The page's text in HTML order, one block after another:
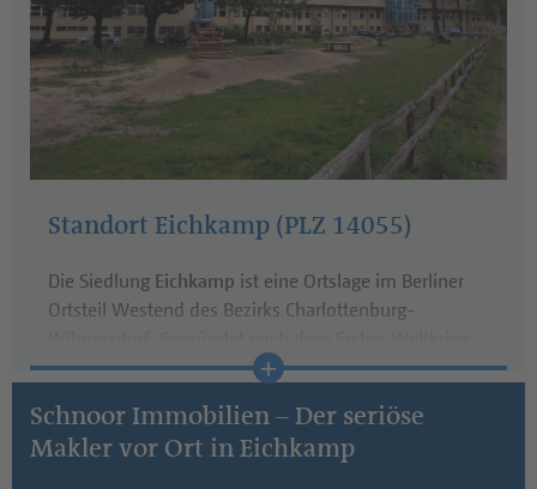
Schnoor Immobilien
Curtiusstraße 6, 12205 Berlin
Anfahrt
Telefon: +49 (0) 30 / 84 38 95 - 0
Mo - Fr: 10:00 Uhr bis 18:00 Uhr
Standort Eichkamp (PLZ 14055)
Die Siedlung Eichkamp ist eine Ortslage im Berliner
Ortsteil Westend des Bezirks Charlottenburg-
um die herrschende Wohnungsnot zu beheben,
Heimstätte den Architekten Max Taut mit der Planung
der SiedlungEichkamp . Die Siedlung ist heute
Schnoor Immobilien – Der seriöse
Makler vor Ort in Eichkamp